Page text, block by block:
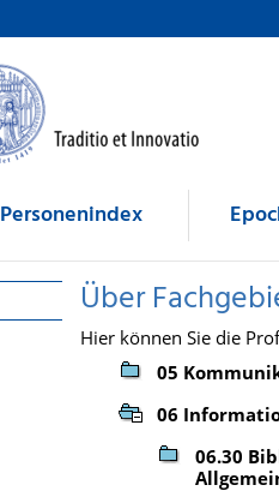
Personenindex
Über
Hier können Sie die
05
06
06.30